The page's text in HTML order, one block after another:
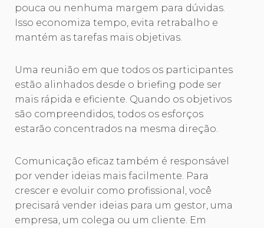
pouca ou nenhuma margem para dúvidas.
Isso economiza tempo, evita retrabalho e
mantém as tarefas mais objetivas.
Uma reunião em que todos os participantes
estão alinhados desde o briefing pode ser
mais rápida e eficiente. Quando os objetivos
são compreendidos, todos os esforços
estarão concentrados na mesma direção.
Comunicação eficaz também é responsável
por vender ideias mais facilmente. Para
crescer e evoluir como profissional, você
precisará vender ideias para um gestor, uma
empresa, um colega ou um cliente. Em